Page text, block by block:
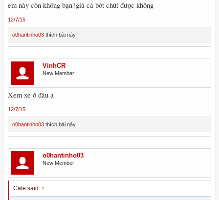
em này còn không bạn?giá cả bớt chút được không
12/7/15
o0hantinho03 thích bài này.
VinhCR
New Member
Xem xe ở́ đâu ạ
12/7/15
o0hantinho03 thích bài này.
o0hantinho03
New Member
Cafe said: ↑